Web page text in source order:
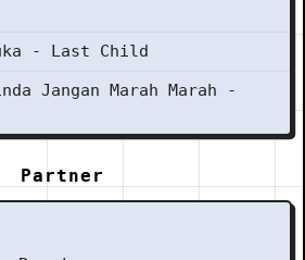
- Last Child
Jangan Marah Marah -
Partner